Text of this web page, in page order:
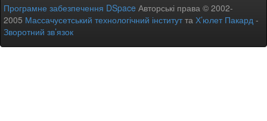
Програмне забезпечення DSpace Авторські права © 2002-
2005 Массачусетський технологічний інститутта Х’юлет Пакард -
Зворотний зв’язок